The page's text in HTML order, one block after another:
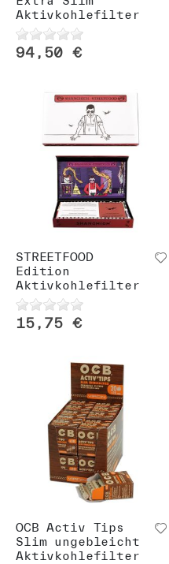
Aktivkohlefilter
94,50 €
STREETFOOD
Edition
Aktivkohlefilter
15,75 €
OCB Activ Tips
Slim ungebleicht
Aktivkohlefilter